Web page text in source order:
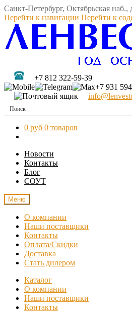
Санкт-Петербург, Октябрьская
Перейти к навигации Перейти к
+7 812 322-59-39
+7 931
0 руб 0 товаров
Новости
Контакты
Блог
СОУТ
Меню
О компании
Наши поставщики
Контакты
Оплата/Скидки
Доставка
Стать дилером
Каталог
О компании
Наши поставщики
Контакты